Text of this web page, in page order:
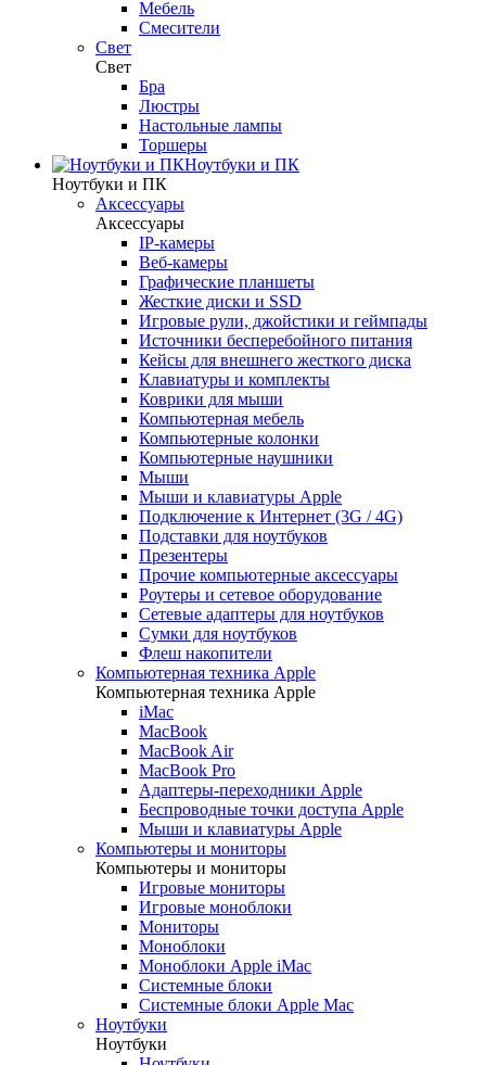
Мебель
Смесители
Свет
Свет
Бра
Люстры
Настольные лампы
Торшеры
Ноутбуки и ПК
Ноутбуки и ПК
Аксессуары
Аксессуары
IP-камеры
Веб-камеры
Графические планшеты
Жесткие диски и SSD
Игровые рули, джойстики и геймпады
Источники бесперебойного питания
Кейсы для внешнего жесткого диска
Клавиатуры и комплекты
Коврики для мыши
Компьютерная мебель
Компьютерные колонки
Компьютерные наушники
Мыши
Мыши и клавиатуры Apple
Подключение к Интернет (3G / 4G)
Подставки для ноутбуков
Презентеры
Прочие компьютерные аксессуары
Роутеры и сетевое оборудование
Сетевые адаптеры для ноутбуков
Сумки для ноутбуков
Флеш накопители
Компьютерная техника Apple
Компьютерная техника Apple
iMac
MacBook
MacBook Air
MacBook Pro
Адаптеры-переходники Apple
Беспроводные точки доступа Apple
Мыши и клавиатуры Apple
Компьютеры и мониторы
Компьютеры и мониторы
Игровые мониторы
Игровые моноблоки
Мониторы
Моноблоки
Моноблоки Apple iMac
Системные блоки
Системные блоки Apple Mac
Ноутбуки
Ноутбуки